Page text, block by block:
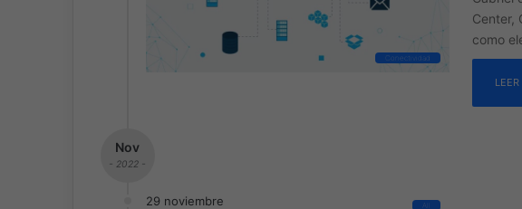
Conectividad
Center,
como
Nov
- 2022 -
29 noviembre All